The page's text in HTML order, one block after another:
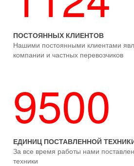
ПОСТОЯННЫХ КЛИЕНТОВ
Нашими постоянными клиентами
компании и частных перевозчиков
9500
ЕДИНИЦ ПОСТАВЛЕННОЙ
За все время работы нами
техники